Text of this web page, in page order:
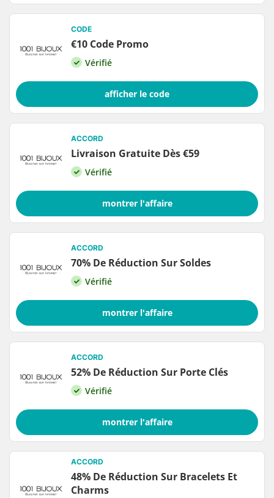
CODE
€10 Code Promo
Vérifié
afficher le code
ACCORD
Livraison Gratuite Dès €59
Vérifié
montrer l'affaire
ACCORD
70% De Réduction Sur Soldes
Vérifié
montrer l'affaire
ACCORD
52% De Réduction Sur Porte Clés
Vérifié
montrer l'affaire
ACCORD
48% De Réduction Sur Bracelets Et
Charms